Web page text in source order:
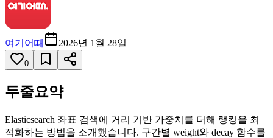
여기어때 2026년 1월 28일
0
두줄요약
Elasticsearch 좌표 검색에 거리 기반 가중치를 더해 랭킹을 최
적화하는 방법을 소개했습니다. 구간별 weight와 decay 함수를